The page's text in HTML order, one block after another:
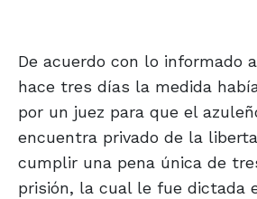
De acuerdo con lo informado a
hace tres días la medida
por un juez para que el
encuentra privado de la
cumplir una pena única de
prisión, la cual le fue dictada